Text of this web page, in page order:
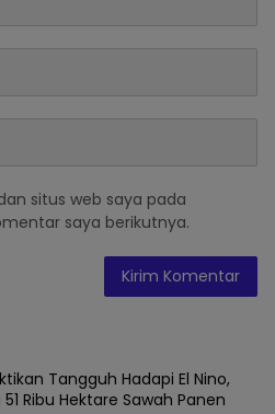
situs web saya pada
saya berikutnya.
Tangguh Hadapi El Nino,
Ribu Hektare Sawah Panen